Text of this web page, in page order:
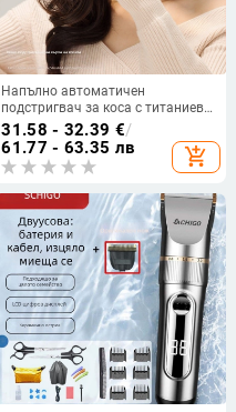
Напълно автоматичен
подстригвач за коса с титаниева
режеща глава, мотор с четки,
вградена батерия 500–800 mAh,
до 1 час работа, нисък шум
31.58 - 32.39 €/
61.77 - 63.35 лв
add_shopping_cart